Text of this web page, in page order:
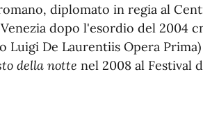
diplomato in regia al
dopo l'esordio del 2004
Luigi De Laurentiis Opera
della notte nel 2008 al Festival